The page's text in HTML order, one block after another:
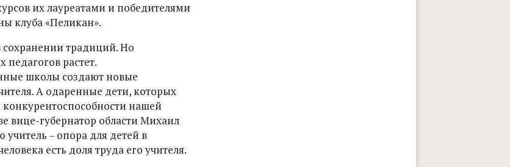
их лауреатами и победителями
клуба «Пеликан».
сохранении традиций. Но
растет.
школы создают новые
А одаренные дети, которых
нашей
вице-губернатор области Михаил
– опора для детей в
есть доля труда его учителя.